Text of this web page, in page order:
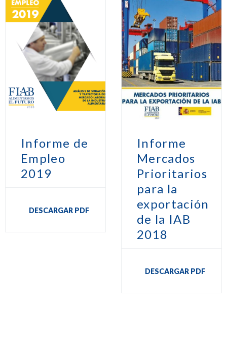
Informe de
Empleo
2019
DESCARGAR PDF
Informe
Mercados
Prioritarios
para la
exportación
de la IAB
2018
DESCARGAR PDF